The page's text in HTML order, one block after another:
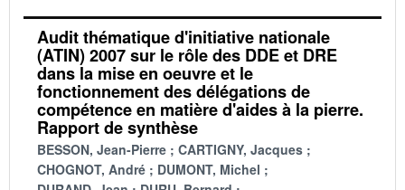
Audit thématique d'initiative nationale
(ATIN) 2007 sur le rôle des DDE et DRE
dans la mise en oeuvre et le
fonctionnement des délégations de
compétence en matière d'aides à la pierre.
Rapport de synthèse
BESSON, Jean-Pierre
CARTIGNY, Jacques
CHOGNOT, André
DUMONT, Michel